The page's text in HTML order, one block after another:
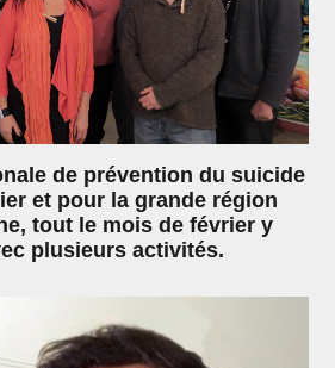
de prévention du suicide
et pour la grande région
tout le mois de février y
plusieurs activités.